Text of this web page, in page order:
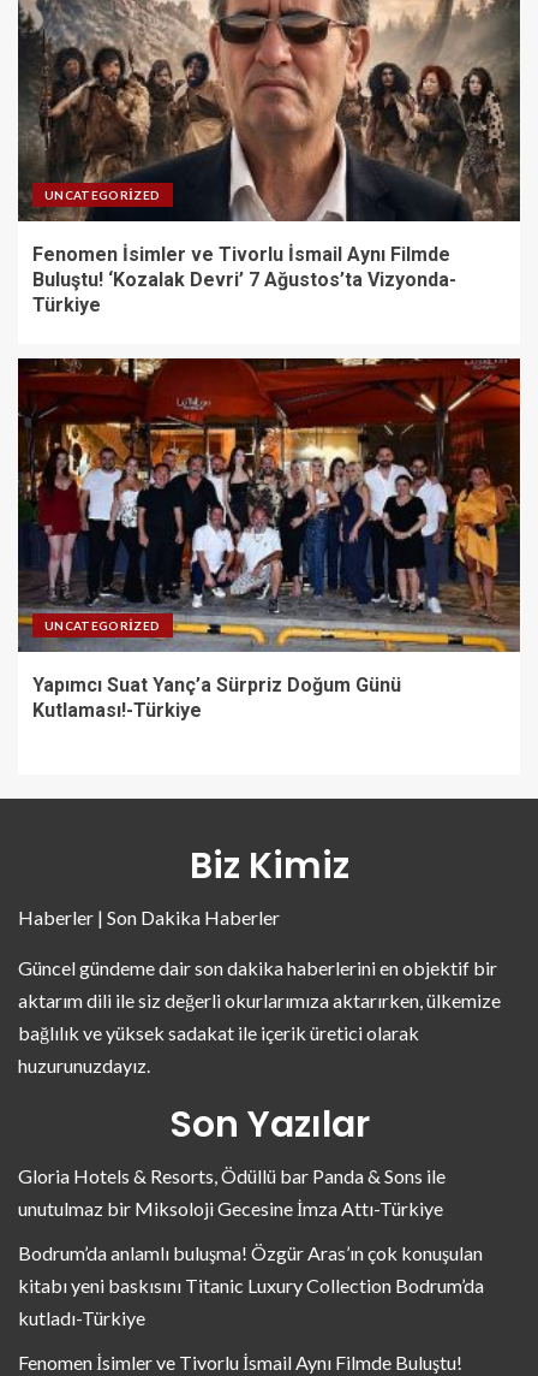
UNCATEGORIZED
Fenomen İsimler ve Tivorlu İsmail Aynı Filmde
Buluştu! ‘Kozalak Devri’ 7 Ağustos’ta Vizyonda-
Türkiye
UNCATEGORIZED
Yapımcı Suat Yanç’a Sürpriz Doğum Günü
Kutlaması!-Türkiye
Biz Kimiz
Haberler | Son Dakika Haberler
Güncel gündeme dair son dakika haberlerini en objektif bir
aktarım dili ile siz değerli okurlarımıza aktarırken, ülkemize
bağlılık ve yüksek sadakat ile içerik üretici olarak
huzurunuzdayız.
Son Yazılar
Gloria Hotels & Resorts, Ödüllü bar Panda & Sons ile
unutulmaz bir Miksoloji Gecesine İmza Attı-Türkiye
Bodrum’da anlamlı buluşma! Özgür Aras’ın çok konuşulan
kitabı yeni baskısını Titanic Luxury Collection Bodrum’da
kutladı-Türkiye
Fenomen İsimler ve Tivorlu İsmail Aynı Filmde Buluştu!